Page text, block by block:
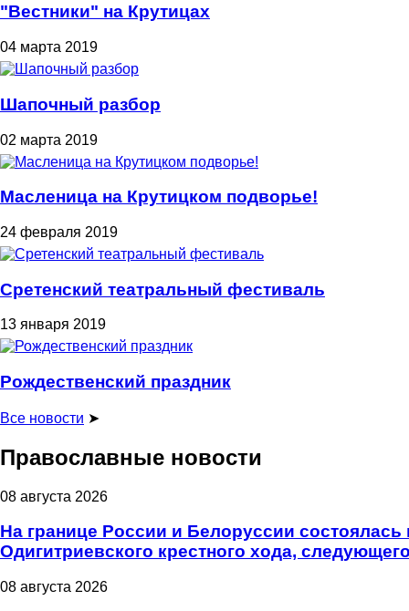
"Вестники" на Крутицах
04 марта 2019
Шапочный разбор
02 марта 2019
Масленица на Крутицком подворье!
24 февраля 2019
Сретенский театральный фестиваль
13 января 2019
Рождественский праздник
Все новости ➤
Православные новости
08 августа 2026
На границе России и Белоруссии
Одигитриевского крестного хода,
08 августа 2026